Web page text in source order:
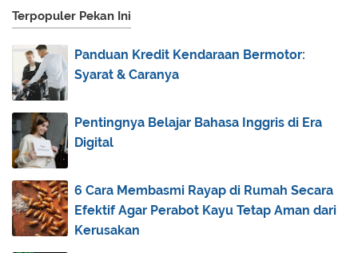
► 2014(44)
▼ 2013
► December(2)
▼ November
Latihan Soal PAI Semester Gasal dan Genap Kelas
X,...
Kunci Jawaban Latihan Soal UAS Gasal Th.
2012/2013
Do’a Pembukan LDK
► October(1)
Terpopuler Pekan Ini
Panduan Kredit Kendaraan Bermotor:
Syarat & Caranya
Pentingnya Belajar Bahasa Inggris di Era
Digital
6 Cara Membasmi Rayap di Rumah Secara
Efektif Agar Perabot Kayu Tetap Aman dari
Kerusakan